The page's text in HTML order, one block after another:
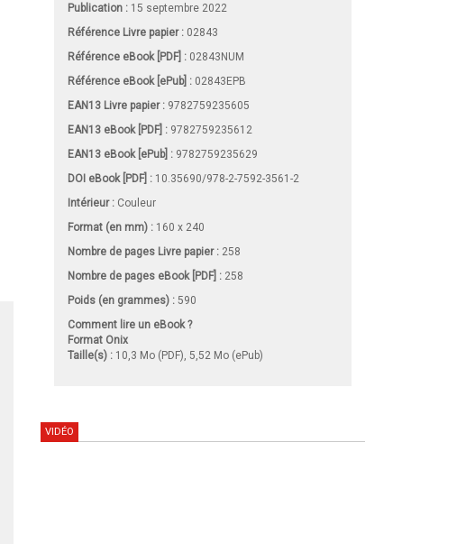
Publication : 15 septembre 2022
Référence Livre papier : 02843
Référence eBook [PDF] : 02843NUM
Référence eBook [ePub] : 02843EPB
EAN13 Livre papier : 9782759235605
EAN13 eBook [PDF] : 9782759235612
EAN13 eBook [ePub] : 9782759235629
DOI eBook [PDF] : 10.35690/978-2-7592-3561-2
Intérieur : Couleur
Format (en mm) : 160 x 240
Nombre de pages Livre papier: 258
Nombre de pages eBook [PDF] : 258
Poids (en grammes) : 590
Comment lire un eBook ?
Format Onix
Taille(s) : 10,3 Mo (PDF), 5,52 Mo (ePub)
VIDÉO